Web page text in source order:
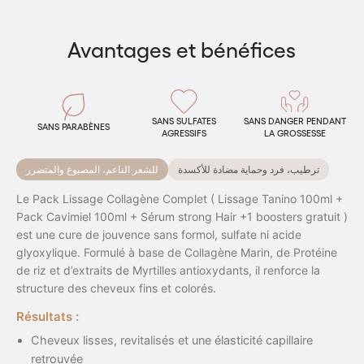
Avantages et bénéfices
SANS PARABÈNES
SANS SULFATES
AGRESSIFS
SANS DANGER PENDANT
LA GROSSESSE
للشعر الناعم، المصبوغ والمتضرر ترطيب، فرد وحماية مضادة للأكسدة
Le Pack Lissage Collagène Complet ( Lissage Tanino 100ml +
Pack Cavimiel 100ml + Sérum strong Hair +1 boosters gratuit )
est une cure de jouvence sans formol, sulfate ni acide
glyoxylique. Formulé à base de Collagène Marin, de Protéine
de riz et d’extraits de Myrtilles antioxydants, il renforce la
structure des cheveux fins et colorés.
Résultats :
Cheveux lisses, revitalisés et une élasticité capillaire
retrouvée